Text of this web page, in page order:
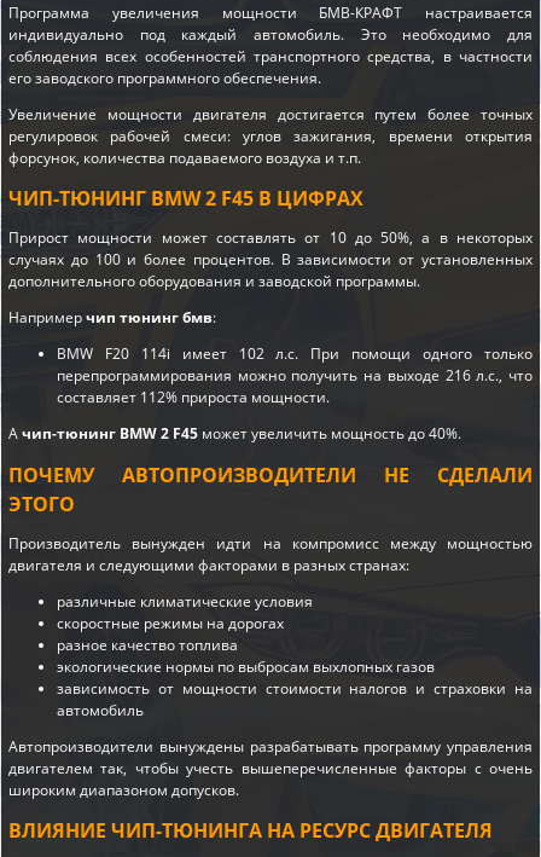
Программа увеличения мощности БМВ-КРАФТ настраивается
индивидуально под каждый автомобиль. Это необходимо для
соблюдения всех особенностей транспортного средства, в частности
его заводского программного обеспечения.
Увеличение мощности двигателя достигается путем более точных
регулировок рабочей смеси: углов зажигания, времени открытия
форсунок, количества подаваемого воздуха и т.п.
ЧИП-ТЮНИНГ BMW 2 F45 В ЦИФРАХ
Прирост мощности может составлять от 10 до 50%, а в некоторых
случаях до 100 и более процентов. В зависимости от установленных
дополнительного оборудования и заводской программы.
Напримерчип тюнинг бмв:
BMW F20 114i имеет 102 л.с. При помощи одного только
перепрограммирования можно получить на выходе 216 л.с., что
составляет 112% прироста мощности.
Ачип-тюнинг BMW 2 F45 может увеличить мощность до 40%.
ПОЧЕМУ АВТОПРОИЗВОДИТЕЛИ НЕ СДЕЛАЛИ
ЭТОГО
Производитель вынужден идти на компромисс между мощностью
двигателя и следующими факторами в разных странах:
различные климатические условия
скоростные режимы на дорогах
разное качество топлива
экологические нормы по выбросам выхлопных газов
зависимость от мощности стоимости налогов и страховки на
автомобиль
Автопроизводители вынуждены разрабатывать программу управления
двигателем так, чтобы учесть вышеперечисленные факторы с очень
широким диапазоном допусков.
ВЛИЯНИЕ ЧИП-ТЮНИНГА НА РЕСУРС ДВИГАТЕЛЯ